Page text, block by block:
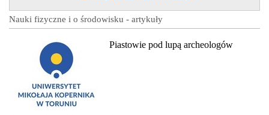
Nauki fizyczne i o środowisku - artykuły
Piastowie pod lupą archeologów